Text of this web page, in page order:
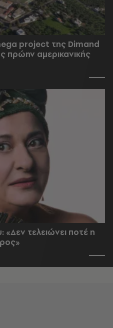
project της Dimand
πρώην αμερικανικής
«Δεν τελειώνει ποτέ η